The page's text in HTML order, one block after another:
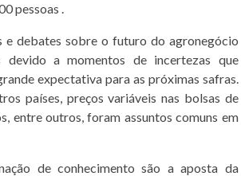
pessoas .
e debates sobre o futuro do agronegócio
devido a momentos de incertezas que
expectativa para as próximas safras.
países, preços variáveis nas bolsas de
entre outros, foram assuntos comuns em
de conhecimento são a aposta da